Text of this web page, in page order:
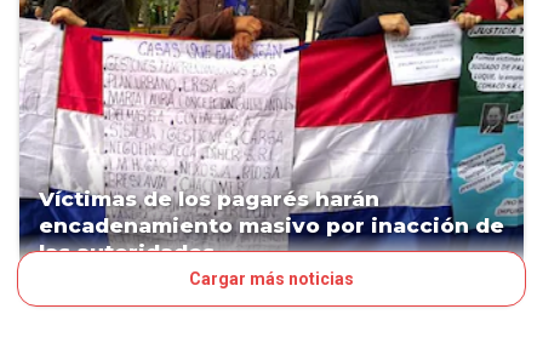
Víctimas de los pagarés harán
encadenamiento masivo por inacción de
las autoridades
Cargar más noticias